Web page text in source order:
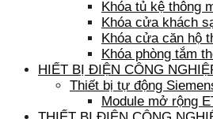
Khóa tủ kệ thông
Khóa cửa khách
Khóa cửa căn hộ
Khóa phòng tắm
HIẾT BỊ ĐIỆN CÔNG
Thiết bị tự động
Module mở rộng